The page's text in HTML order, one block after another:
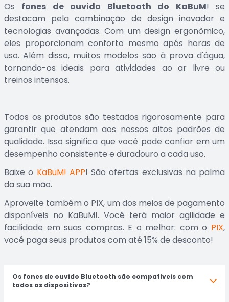
Os fones de ouvido Bluetooth do KaBuM! se
destacam pela combinação de design inovador e
tecnologias avançadas. Com um design ergonômico,
eles proporcionam conforto mesmo após horas de
uso. Além disso, muitos modelos são à prova d'água,
tornando-os ideais para atividades ao ar livre ou
treinos intensos.
Todos os produtos são testados rigorosamente para
garantir que atendam aos nossos altos padrões de
qualidade. Isso significa que você pode confiar em um
desempenho consistente e duradouro a cada uso.
Baixe o KaBuM! APP! São ofertas exclusivas na palma
da sua mão.
Aproveite também o PIX, um dos meios de pagamento
disponíveis no KaBuM!. Você terá maior agilidade e
facilidade em suas compras. E o melhor: com o PIX,
você paga seus produtos com até 15% de desconto!
Os fones de ouvido Bluetooth são compatíveis com
todos os dispositivos?